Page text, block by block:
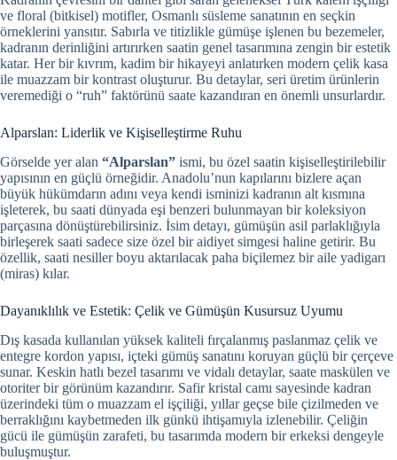
ve floral (bitkisel) motifler, Osmanlı süsleme sanatının en seçkin
örneklerini yansıtır. Sabırla ve titizlikle gümüşe işlenen bu bezemeler,
kadranın derinliğini artırırken saatin genel tasarımına zengin bir estetik
katar. Her bir kıvrım, kadim bir hikayeyi anlatırken modern çelik kasa
ile muazzam bir kontrast oluşturur. Bu detaylar, seri üretim ürünlerin
veremediği o “ruh” faktörünü saate kazandıran en önemli unsurlardır.
Alparslan: Liderlik ve Kişiselleştirme Ruhu
Görselde yer alan “Alparslan” ismi, bu özel saatin kişiselleştirilebilir
yapısının en güçlü örneğidir. Anadolu’nun kapılarını bizlere açan
büyük hükümdarın adını veya kendi isminizi kadranın alt kısmına
işleterek, bu saati dünyada eşi benzeri bulunmayan bir koleksiyon
parçasına dönüştürebilirsiniz. İsim detayı, gümüşün asil parlaklığıyla
birleşerek saati sadece size özel bir aidiyet simgesi haline getirir. Bu
özellik, saati nesiller boyu aktarılacak paha biçilemez bir aile yadigarı
(miras) kılar.
Dayanıklılık ve Estetik: Çelik ve Gümüşün Kusursuz Uyumu
Dış kasada kullanılan yüksek kaliteli fırçalanmış paslanmaz çelik ve
entegre kordon yapısı, içteki gümüş sanatını koruyan güçlü bir çerçeve
sunar. Keskin hatlı bezel tasarımı ve vidalı detaylar, saate maskülen ve
otoriter bir görünüm kazandırır. Safir kristal camı sayesinde kadran
üzerindeki tüm o muazzam el işçiliği, yıllar geçse bile çizilmeden ve
berraklığını kaybetmeden ilk günkü ihtişamıyla izlenebilir. Çeliğin
gücü ile gümüşün zarafeti, bu tasarımda modern bir erkeksi dengeyle
buluşmuştur.